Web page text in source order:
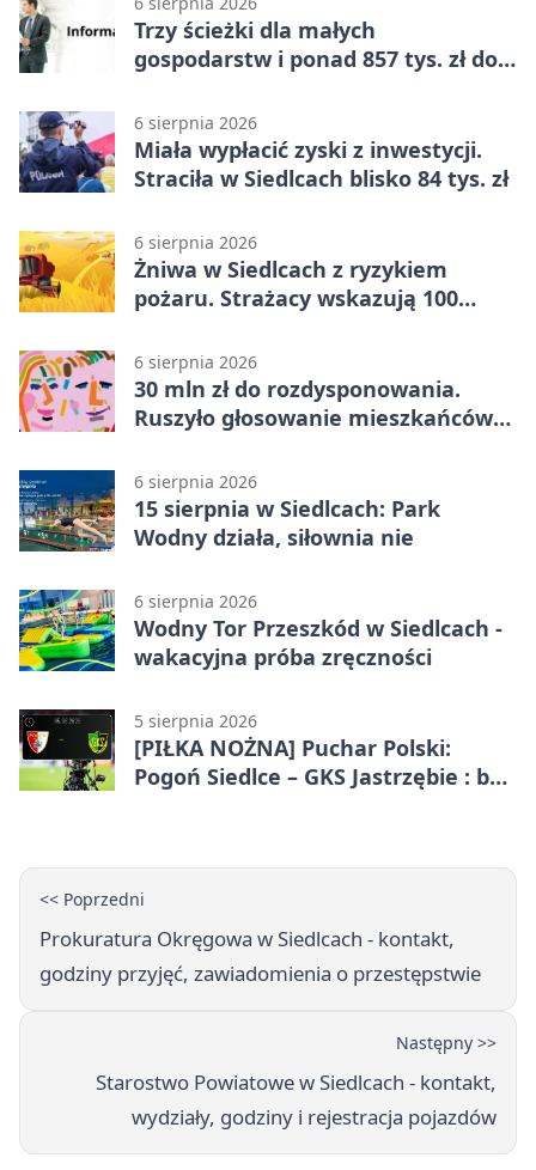
Trzy ścieżki dla małych
gospodarstw i ponad 857 tys. zł do
6 sierpnia 2026
Miała wypłacić zyski z inwestycji.
Straciła w Siedlcach blisko 84 tys. zł
6 sierpnia 2026
Żniwa w Siedlcach z ryzykiem
pożaru. Strażacy wskazują 100
6 sierpnia 2026
30 mln zł do rozdysponowania.
Ruszyło głosowanie mieszkańców
6 sierpnia 2026
15 sierpnia w Siedlcach: Park
Wodny działa, siłownia nie
6 sierpnia 2026
Wodny Tor Przeszkód w Siedlcach -
wakacyjna próba zręczności
5 sierpnia 2026
[PIŁKA NOŻNA] Puchar Polski:
Pogoń Siedlce – GKS Jastrzębie : bez
<< Poprzedni
Prokuratura Okręgowa w Siedlcach - kontakt,
godziny przyjęć, zawiadomienia o przestępstwie
Następny >>
Starostwo Powiatowe w Siedlcach - kontakt,
wydziały, godziny i rejestracja pojazdów